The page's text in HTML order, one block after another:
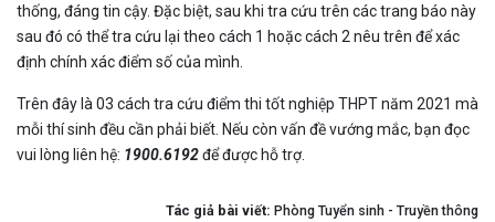
thống, đáng tin cậy. Đặc biệt, sau khi tra cứu trên các trang báo này
sau đó có thể tra cứu lại theo cách 1 hoặc cách 2 nêu trên để xác
định chính xác điểm số của mình.
Trên đây là 03 cách tra cứu điểm thi tốt nghiệp THPT năm 2021 mà
mỗi thí sinh đều cần phải biết. Nếu còn vấn đề vướng mắc, bạn đọc
vui lòng liên hệ: 1900.6192để được hỗ trợ.
Tác giả bài viết: Phòng Tuyển sinh - Truyền thông